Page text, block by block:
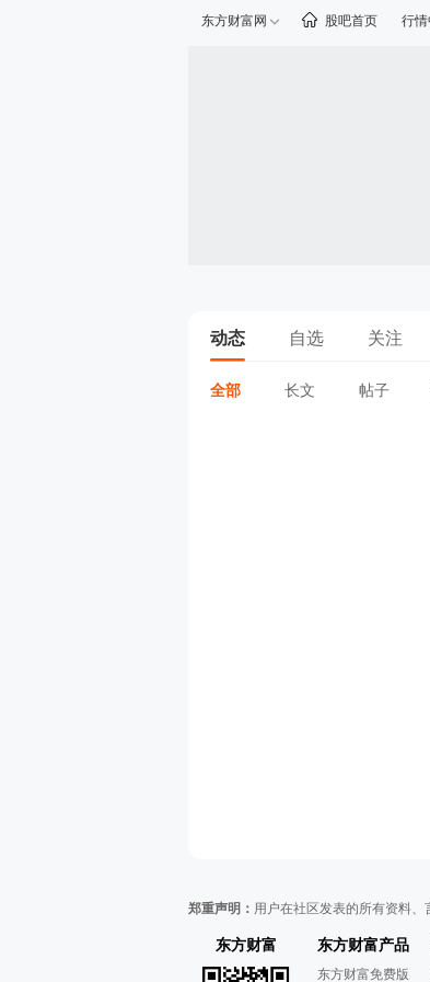
东方财富网 股吧首页 行
动态 自选 关注
全部 长文 帖子
郑重声明： 用户在社区发表的所有资料
东方财富 东方财富产品
东方财富免费版